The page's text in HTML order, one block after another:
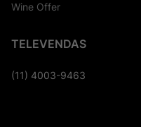
Wine Offer
TELEVENDAS
(11) 4003-9463